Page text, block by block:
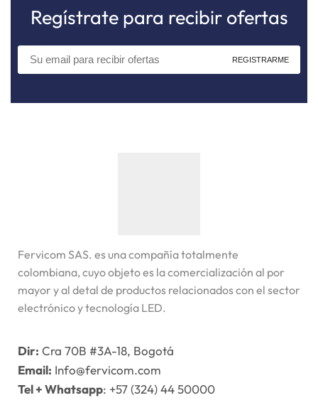
Regístrate para recibir ofertas
Fervicom SAS. es una compañía totalmente
colombiana, cuyo objeto es la comercialización al por
mayor y al detal de productos relacionados con el sector
electrónico y tecnología LED.
Dir: Cra 70B #3A-18, Bogotá
Email: Info@fervicom.com
Tel + Whatsapp: +57 (324) 44 50000